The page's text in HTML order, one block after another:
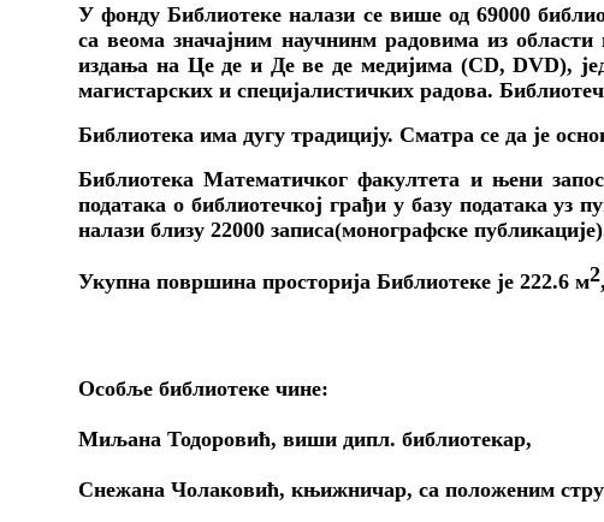
У фонду Библиотеке налази се више од 69000
са веома значајним научнинм радовима из
издања на Це де и Де ве де медијима (CD,DVD),
магистарских и специјалистичких радова.
Библиотека има дугу традицију. Сматра се да је
Библиотека Математичког факултета и њени
података о библиотечкој грађи у базу података уз
налази близу 22000 записа(монографске
Укупна површина просторија Библиотеке је 222.6м2
Особље библиотеке чине:
Миљана Тодоровић, виши дипл. библиотекар,
Снежана Чолаковић, књижничар, са положеним